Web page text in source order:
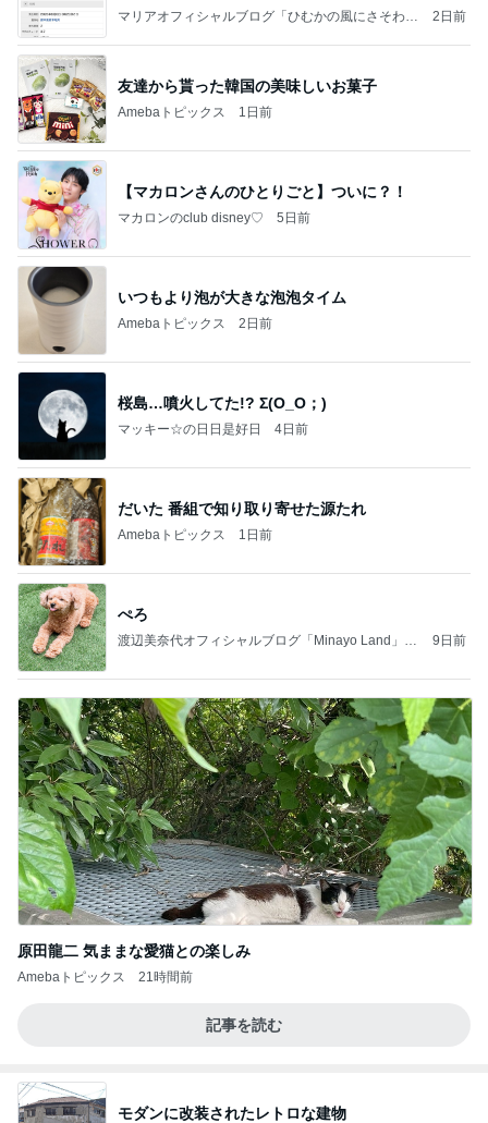
マリアオフィシャルブログ「ひむかの風にさそわれ
2日前
友達から貰った韓国の美味しいお菓子
Amebaトピックス 1日前
【マカロンさんのひとりごと】ついに？！
マカロンのclub disney♡ 5日前
いつもより泡が大きな泡泡タイム
Amebaトピックス 2日前
桜島…噴火してた!? Σ(O_O；)
マッキー☆の日日是好日 4日前
だいた 番組で知り取り寄せた源たれ
Amebaトピックス 1日前
ぺろ
渡辺美奈代オフィシャルブログ「Minayo Land」P
9日前
原田龍二 気ままな愛猫との楽しみ
Amebaトピックス 21時間前
記事を読む
モダンに改装されたレトロな建物